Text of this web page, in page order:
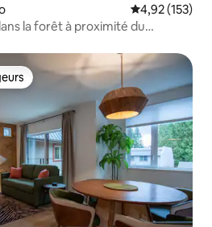
Note
4,92 (153)
la forêt à proximité du
parmi les plus aimés